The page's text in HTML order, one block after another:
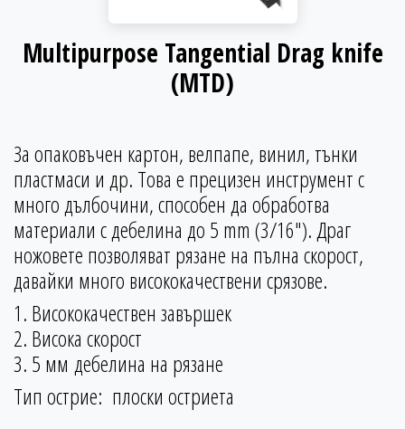
Multipurpose Tangential Drag knife
(MTD)
За опаковъчен картон, велпапе, винил, тънки
пластмаси и др. Това е прецизен инструмент с
много дълбочини, способен да обработва
материали с дебелина до 5 mm (3/16"). Драг
ножовете позволяват рязане на пълна скорост,
давайки много висококачествени срязове.
1. Висококачествен завършек
2. Висока скорост
3. 5 мм дебелина на рязане
Тип острие: плоски остриета